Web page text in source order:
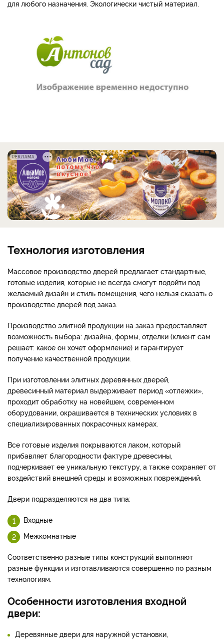
для любого назначения. Экологически чистый материал.
РЕКЛАМА
Технология изготовления
Массовое производство дверей предлагает стандартные,
готовые изделия, которые не всегда смогут подойти под
желаемый дизайн и стиль помещения, чего нельзя сказать о
производстве дверей под заказ.
Производство элитной продукции на заказ предоставляет
возможность выбора: дизайна, формы, отделки (клиент сам
решает: какое он хочет оформление) и гарантирует
получение качественной продукции.
При изготовлении элитных деревянных дверей,
древесинный материал выдерживает период «отлежки»,
проходит обработку на новейшем, современном
оборудовании, окрашивается в технических условиях в
специализированных покрасочных камерах.
Все готовые изделия покрываются лаком, который
прибавляет благородности фактуре древесины,
подчеркивает ее уникальную текстуру, а также сохраняет от
воздействий внешней среды и возможных повреждений.
Двери подразделяются на два типа:
Входные
Межкомнатные
Соответственно разные типы конструкций выполняют
разные функции и изготавливаются совершенно по разным
технологиям.
Особенности изготовления входной
двери:
Деревянные двери для наружной установки,